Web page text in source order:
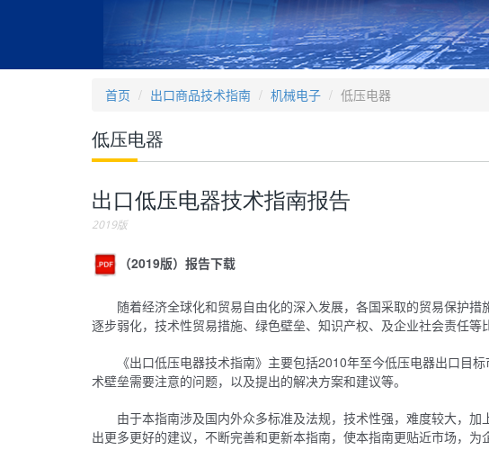
首页 出口商品技术指南 机械电子 低压电器
低压电器
出口低压电器技术指南报告
2019版
（2019版）报告下载
随着经济全球化和贸易自由化的深入发展，各国采取的贸易保护
逐步弱化，技术性贸易措施、绿色壁垒、知识产权、及企业社会责任等
《出口低压电器技术指南》主要包括2010年至今低压电器出口目
术壁垒需要注意的问题，以及提出的解决方案和建议等。
由于本指南涉及国内外众多标准及法规，技术性强，难度较大，
出更多更好的建议，不断完善和更新本指南，使本指南更贴近市场，为